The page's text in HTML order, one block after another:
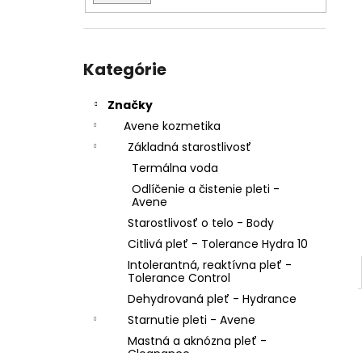
kategórie
Kategórie
Značky
Avene kozmetika
Základná starostlivosť
Termálna voda
Odlíčenie a čistenie pleti -
Avene
Starostlivosť o telo - Body
Citlivá pleť - Tolerance Hydra 10
Intolerantná, reaktívna pleť -
Tolerance Control
Dehydrovaná pleť - Hydrance
Starnutie pleti - Avene
Mastná a aknózna pleť -